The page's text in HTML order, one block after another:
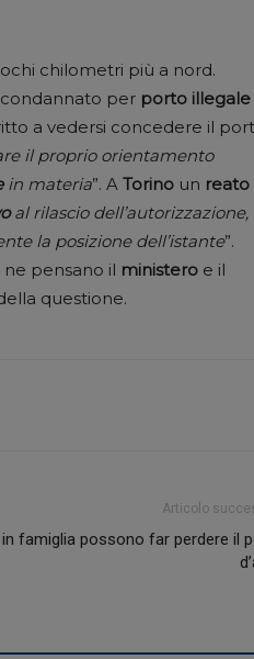
chilometri più a nord.
per porto illegale
a vedersi concedere il
il proprio orientamento
in materia”. A Torino un reato
al rilascio dell’autorizzazione,
la posizione dell’istante”.
pensano il ministero e il
questione.
Articolo
famiglia possono far perdere il